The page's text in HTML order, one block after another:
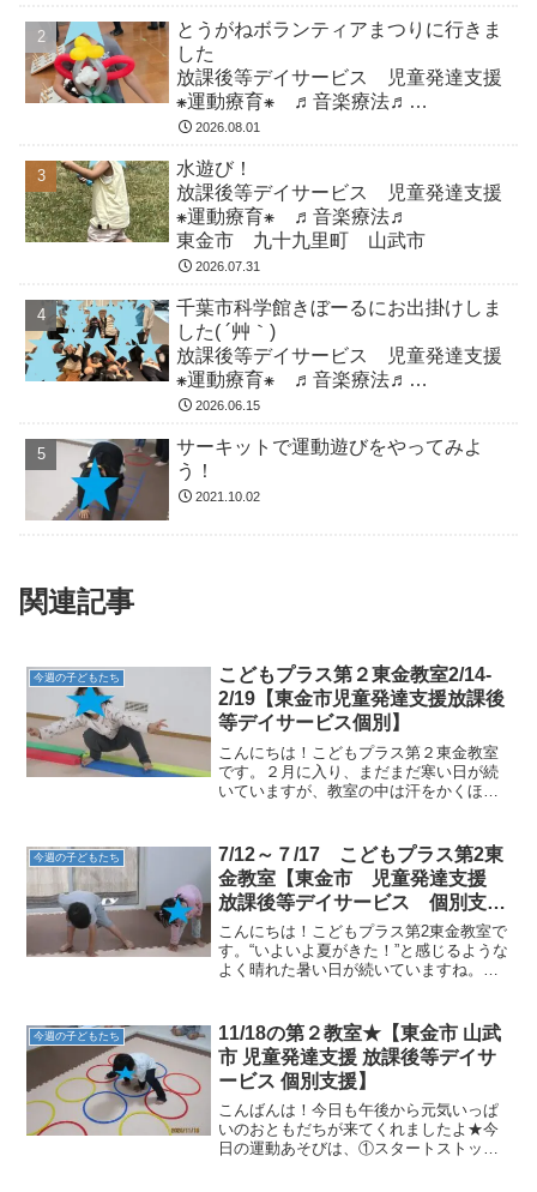
とうがねボランティアまつりに行きま
した
放課後等デイサービス 児童発達支援
⁕運動療育⁕ ♬音楽療法♬
東金市 九十九里町 山武市
2026.08.01
水遊び！
放課後等デイサービス 児童発達支援
⁕運動療育⁕ ♬音楽療法♬
東金市 九十九里町 山武市
2026.07.31
千葉市科学館きぼーるにお出掛けしま
した( ´艸｀)
放課後等デイサービス 児童発達支援
⁕運動療育⁕ ♬音楽療法♬
東金市 九十九里町 山武市
2026.06.15
サーキットで運動遊びをやってみよ
う！
2021.10.02
関連記事
今週の子どもたち
こどもプラス第２東金教室2/14-
2/19【東金市児童発達支援放課後
等デイサービス個別】
こんにちは！こどもプラス第２東金教室
です。２月に入り、まだまだ寒い日が続
いていますが、教室の中は汗をかくほど
に遊んでいるからです♪今週の運動遊びを
紹介します。【サーキッ...
今週の子どもたち
7/12～７/17 こどもプラス第2東
金教室【東金市 児童発達支援
放課後等デイサービス 個別支
援】
こんにちは！こどもプラス第2東金教室で
す。“いよいよ夏がきた！”と感じるような
よく晴れた暑い日が続いていますね。暑
動が始まり、他のお友だちが楽しそうに
参加する様子を見て...
今週の子どもたち
11/18の第２教室★【東金市 山武
市 児童発達支援 放課後等デイサ
ービス 個別支援】
こんばんは！今日も午後から元気いっぱ
いのおともだちが来てくれましたよ★今
日の運動あそびは、①スタートストップ